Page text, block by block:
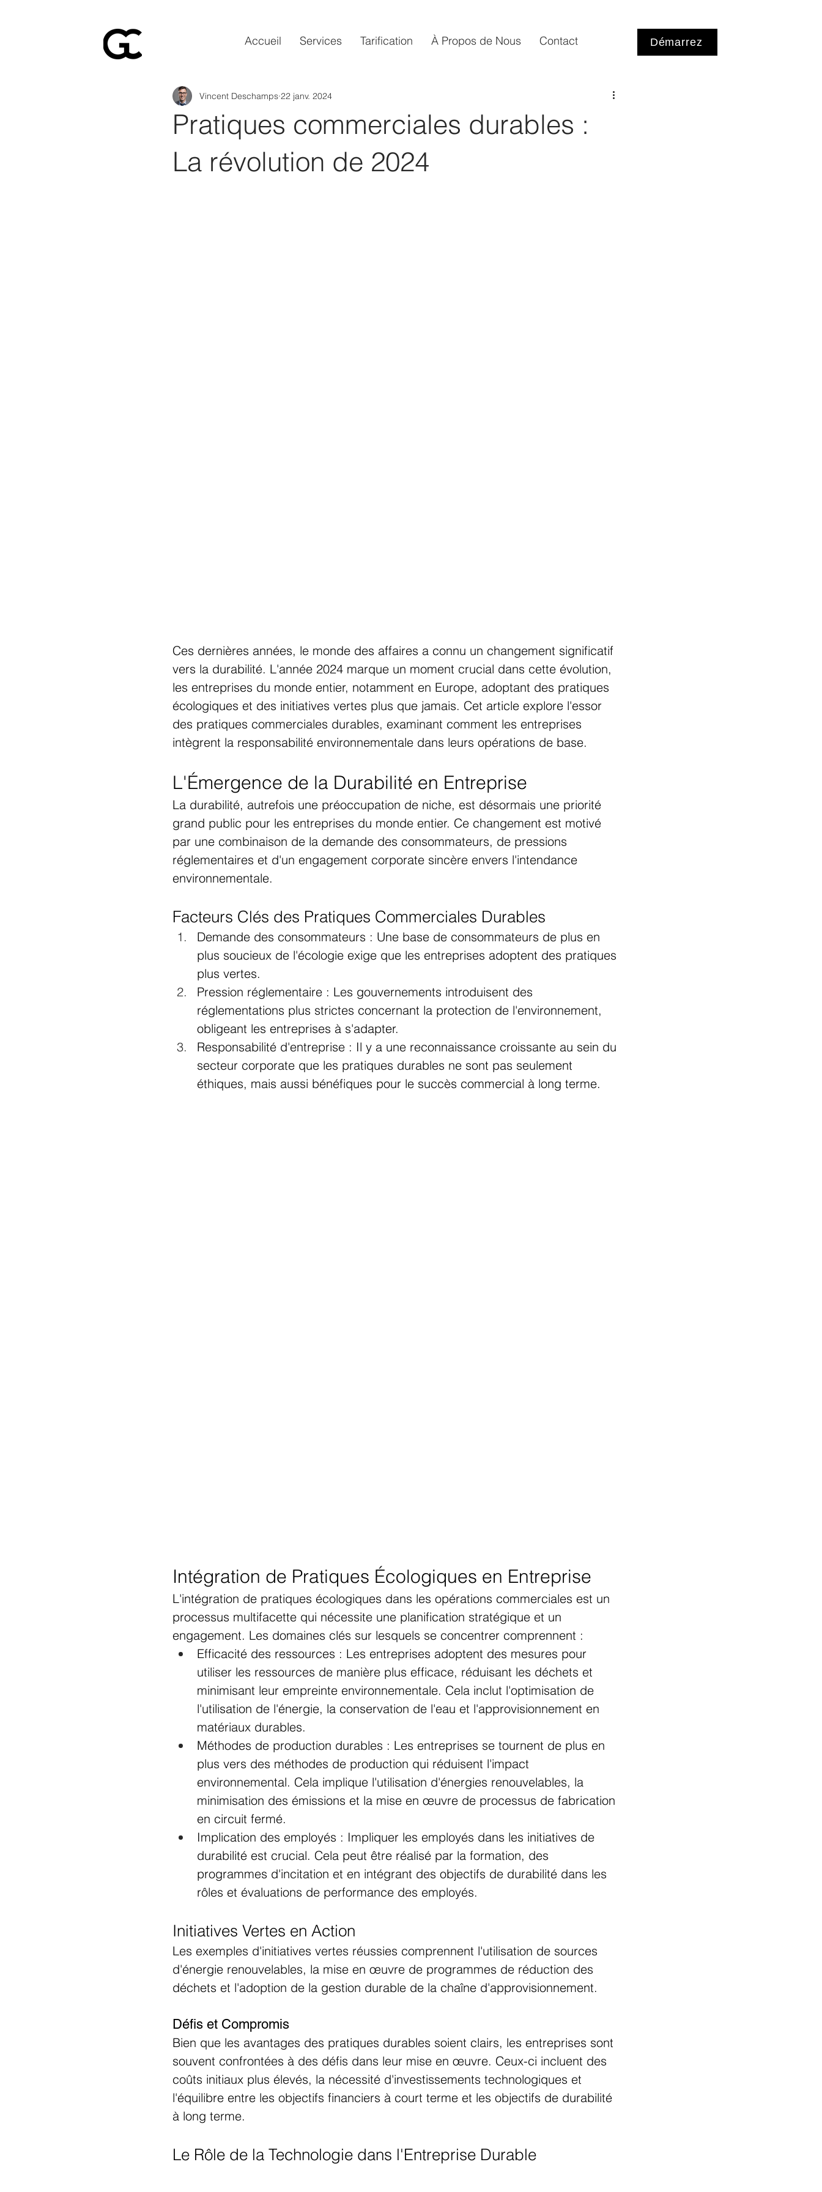
Accueil Services Tarification​ À Propos de Nous Contact Démarrez
Pratiques commerciales durables :
La révolution de 2024
Vincent Deschamps 22 janv. 2024
Ces dernières années, le monde des affaires a connu un changement significatif
vers la durabilité. L'année 2024 marque un moment crucial dans cette évolution,
les entreprises du monde entier, notamment en Europe, adoptant des pratiques
écologiques et des initiatives vertes plus que jamais. Cet article explore l'essor
des pratiques commerciales durables, examinant comment les entreprises
intègrent la responsabilité environnementale dans leurs opérations de base.
L'Émergence de la Durabilité en Entreprise
La durabilité, autrefois une préoccupation de niche, est désormais une priorité
grand public pour les entreprises du monde entier. Ce changement est motivé
par une combinaison de la demande des consommateurs, de pressions
réglementaires et d'un engagement corporate sincère envers l'intendance
environnementale.
Facteurs Clés des Pratiques Commerciales Durables
Demande des consommateurs : Une base de consommateurs de plus en
plus soucieux de l'écologie exige que les entreprises adoptent des pratiques
plus vertes.
Pression réglementaire : Les gouvernements introduisent des
réglementations plus strictes concernant la protection de l'environnement,
obligeant les entreprises à s'adapter.
Responsabilité d'entreprise : Il y a une reconnaissance croissante au sein du
secteur corporate que les pratiques durables ne sont pas seulement
éthiques, mais aussi bénéfiques pour le succès commercial à long terme.
Intégration de Pratiques Écologiques en Entreprise
L'intégration de pratiques écologiques dans les opérations commerciales est un
processus multifacette qui nécessite une planification stratégique et un
engagement. Les domaines clés sur lesquels se concentrer comprennent :
Efficacité des ressources : Les entreprises adoptent des mesures pour
utiliser les ressources de manière plus efficace, réduisant les déchets et
minimisant leur empreinte environnementale. Cela inclut l'optimisation de
l'utilisation de l'énergie, la conservation de l'eau et l'approvisionnement en
matériaux durables.
Méthodes de production durables : Les entreprises se tournent de plus en
plus vers des méthodes de production qui réduisent l'impact
environnemental. Cela implique l'utilisation d'énergies renouvelables, la
minimisation des émissions et la mise en œuvre de processus de fabrication
en circuit fermé.
Implication des employés : Impliquer les employés dans les initiatives de
durabilité est crucial. Cela peut être réalisé par la formation, des
programmes d'incitation et en intégrant des objectifs de durabilité dans les
rôles et évaluations de performance des employés.
Initiatives Vertes en Action
Les exemples d'initiatives vertes réussies comprennent l'utilisation de sources
d'énergie renouvelables, la mise en œuvre de programmes de réduction des
déchets et l'adoption de la gestion durable de la chaîne d'approvisionnement.
Défis et Compromis
Bien que les avantages des pratiques durables soient clairs, les entreprises sont
souvent confrontées à des défis dans leur mise en œuvre. Ceux-ci incluent des
coûts initiaux plus élevés, la nécessité d'investissements technologiques et
l'équilibre entre les objectifs financiers à court terme et les objectifs de durabilité
à long terme.
Le Rôle de la Technologie dans l'Entreprise Durable